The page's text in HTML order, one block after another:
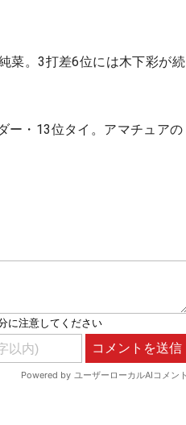
菜。3打差6位には木下彩が続
ー・13位タイ。アマチュアの